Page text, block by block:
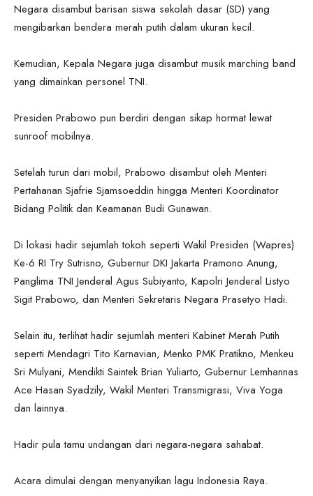
Negara disambut barisan siswa sekolah dasar (SD) yang
mengibarkan bendera merah putih dalam ukuran kecil.
Kemudian, Kepala Negara juga disambut musik marching band
yang dimainkan personel TNI.
Presiden Prabowo pun berdiri dengan sikap hormat lewat
sunroof mobilnya.
Setelah turun dari mobil, Prabowo disambut oleh Menteri
Pertahanan Sjafrie Sjamsoeddin hingga Menteri Koordinator
Bidang Politik dan Keamanan Budi Gunawan.
Di lokasi hadir sejumlah tokoh seperti Wakil Presiden (Wapres)
Ke-6 RI Try Sutrisno, Gubernur DKI Jakarta Pramono Anung,
Panglima TNI Jenderal Agus Subiyanto, Kapolri Jenderal Listyo
Sigit Prabowo, dan Menteri Sekretaris Negara Prasetyo Hadi.
Selain itu, terlihat hadir sejumlah menteri Kabinet Merah Putih
seperti Mendagri Tito Karnavian, Menko PMK Pratikno, Menkeu
Sri Mulyani, Mendikti Saintek Brian Yuliarto, Gubernur Lemhannas
Ace Hasan Syadzily, Wakil Menteri Transmigrasi, Viva Yoga
dan lainnya.
Hadir pula tamu undangan dari negara-negara sahabat.
Acara dimulai dengan menyanyikan lagu Indonesia Raya.